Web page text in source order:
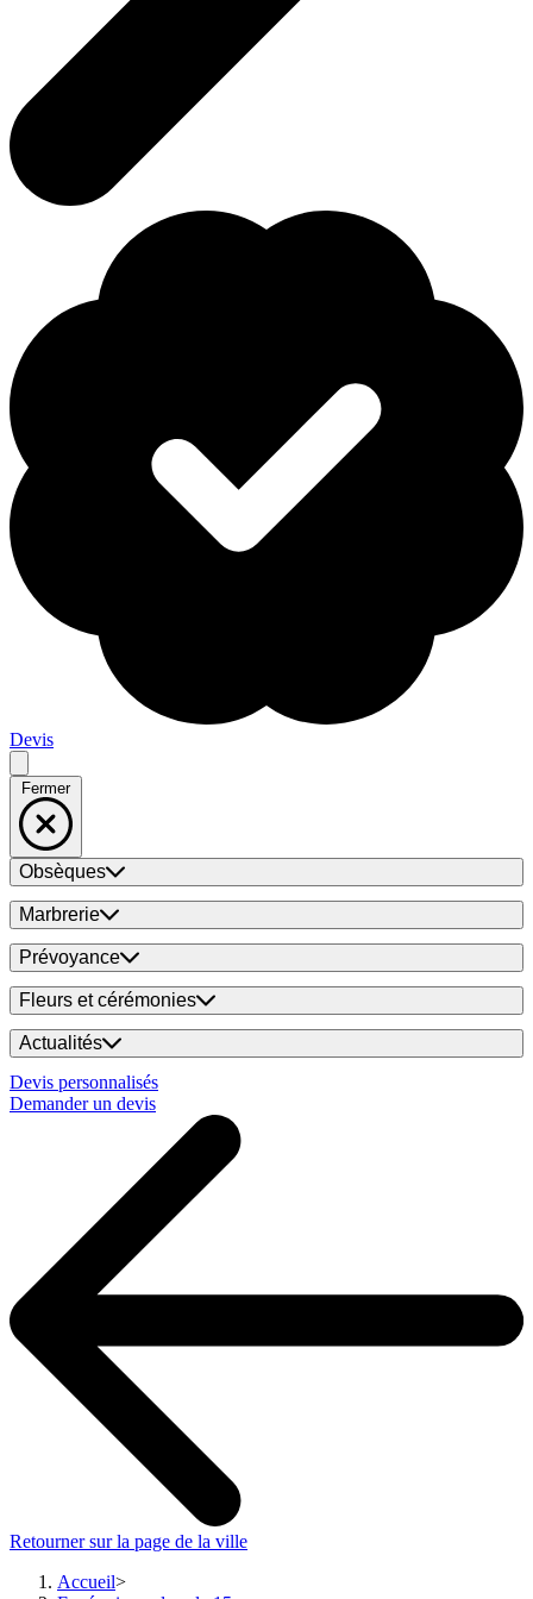
Devis
Fermer
Obsèques
Marbrerie
Prévoyance
Fleurs et cérémonies
Actualités
Devis personnalisés
Demander un devis
Retourner sur la page de la ville
Accueil